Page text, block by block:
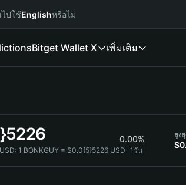
ปใช้Englishหรือไม่
Bitget Wallet X เพิ่มเติม
0.00%
1 BONKGUY = $0.0{5}5226 USD 1วัน
สูง